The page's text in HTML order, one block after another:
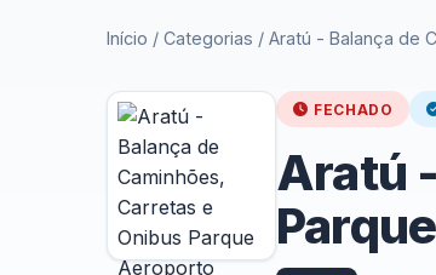
Início / Categorias / Aratú - Balança de
FECHADO
Aratú